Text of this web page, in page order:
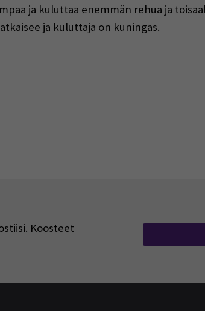
ja kuluttaa enemmän rehua ja
ja kuluttaja on kuningas.
Koosteet